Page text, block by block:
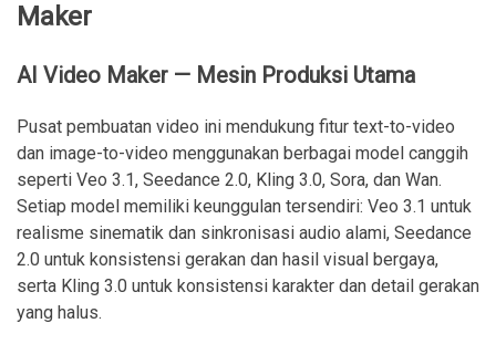
Maker
AI Video Maker — Mesin Produksi Utama
Pusat pembuatan video ini mendukung fitur text-to-video
dan image-to-video menggunakan berbagai model canggih
seperti Veo 3.1, Seedance 2.0, Kling 3.0, Sora, dan Wan.
Setiap model memiliki keunggulan tersendiri: Veo 3.1 untuk
realisme sinematik dan sinkronisasi audio alami, Seedance
2.0 untuk konsistensi gerakan dan hasil visual bergaya,
serta Kling 3.0 untuk konsistensi karakter dan detail gerakan
yang halus.